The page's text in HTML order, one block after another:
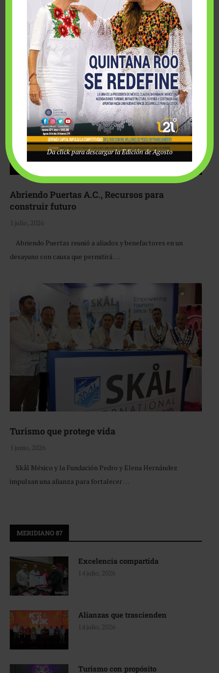
Fairmont Mayakoba y Make-A-Wish México unieron
esfuerzos para hacer realidad el deseo de una …
Abriendo Puertas A.C., Recursos para
construir futuro
1 julio, 2026
Abriendo Puertas reunió a aliados y benefactores en un
desayuno con causa que permitirá …
Turismo que protege vida
1 junio, 2026
Skål México y la Fundación Pedro y Elena Hernández
impulsan una alianza para fortalecer …
MERIDIANO 87
Excelencia compartida
14 julio, 2026
Alianzas que trascienden
14 julio, 2026
Turismo con propósito
Da click para descargar la Edición de Agosto